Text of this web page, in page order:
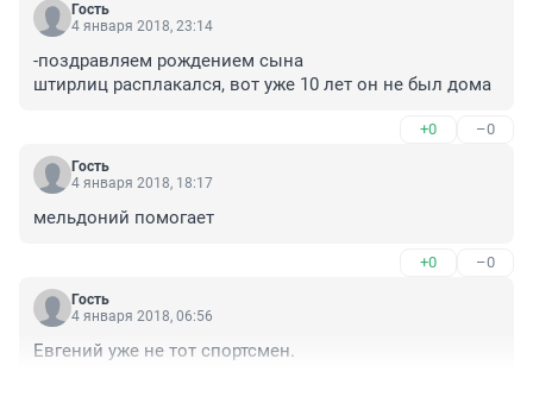
Гость
4 января 2018, 23:14
-поздравляем рождением сына
штирлиц расплакался, вот уже 10 лет он не был дома
+0 –0
Гость
4 января 2018, 18:17
мельдоний помогает
+0 –0
Гость
4 января 2018, 06:56
Евгений уже не тот спортсмен.